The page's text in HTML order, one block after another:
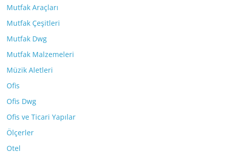
Mutfak Araçları
Mutfak Çeşitleri
Mutfak Dwg
Mutfak Malzemeleri
Müzik Aletleri
Ofis
Ofis Dwg
Ofis ve Ticari Yapılar
Ölçerler
Otel